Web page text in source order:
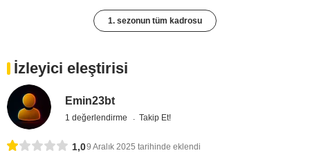
1. sezonun tüm kadrosu
İzleyici eleştirisi
Emin23bt
1 değerlendirme Takip Et!
1,09 Aralık 2025 tarihinde eklendi